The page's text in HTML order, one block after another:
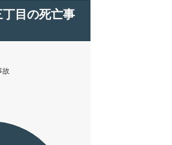
目の死亡事